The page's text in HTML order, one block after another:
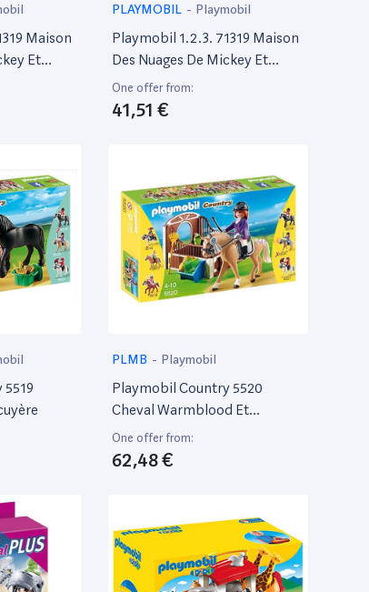
Maison
Et
PLAYMOBIL - Playmobil
Playmobil 1.2.3. 71319 Maison
Des Nuages De Mickey Et
Minnie
One offer from:
41,51 €
PLMB - Playmobil
Playmobil Country 5520
Cheval Warmblood Et
Cavalière
One offer from:
62,48 €